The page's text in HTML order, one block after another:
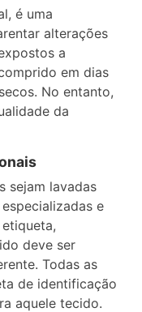
é uma
alterações
a
em dias
No entanto,
da
sejam lavadas
e
deve ser
Todas as
de identificação
aquele tecido.